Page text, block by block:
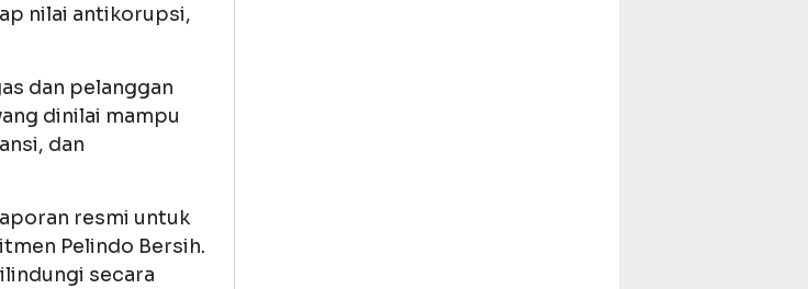
nilai antikorupsi,
dan pelanggan
dinilai mampu
dan
resmi untuk
Pelindo Bersih.
secara